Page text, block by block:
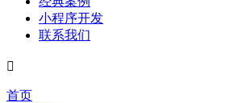
小程序开发
联系我们

首页